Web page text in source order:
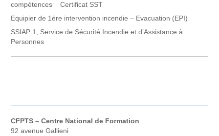
compétences Certificat SST
Equipier de 1ère intervention incendie – Evacuation (EPI)
SSIAP 1, Service de Sécurité Incendie et d’Assistance à
Personnes
CFPTS – Centre National de Formation
92 avenue Gallieni